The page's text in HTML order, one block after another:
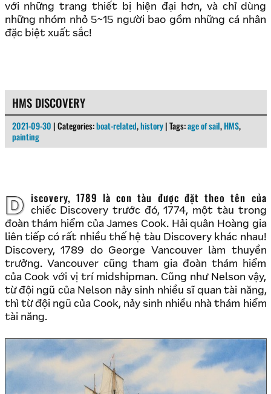
với những trang thiết bị hiện đại hơn, và chỉ dùng
những nhóm nhỏ 5~15 người bao gồm những cá nhân
đặc biệt xuất sắc!
HMS DISCOVERY
2021-09-30 | Categories:boat-related,history | Tags:age of sail,HMS,
painting
Discovery, 1789 là con tàu được đặt theo tên của
chiếc Discovery trước đó, 1774, một tàu trong
đoàn thám hiểm của James Cook. Hải quân Hoàng gia
liên tiếp có rất nhiều thế hệ tàu Discovery khác nhau!
Discovery, 1789 do George Vancouver làm thuyền
trưởng. Vancouver cũng tham gia đoàn thám hiểm
của Cook với vị trí midshipman. Cũng như Nelson vậy,
từ đội ngũ của Nelson nảy sinh nhiều sĩ quan tài năng,
thì từ đội ngũ của Cook, nảy sinh nhiều nhà thám hiểm
tài năng.